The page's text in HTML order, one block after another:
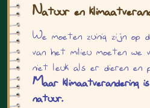
Natuur en
We moeten zuinig zijn op
van het milieu moeten we
niet leuk als er dieren en
Maar klimaatverandering
natuur.